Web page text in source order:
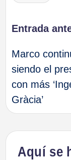
de
Entrada
Marco
siendo el
con más
Gràcia’
Aquí se